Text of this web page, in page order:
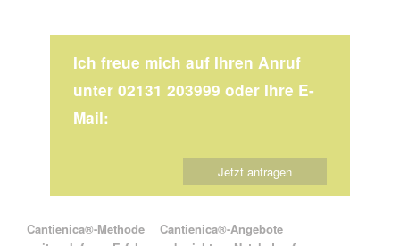
Ich freue mich auf Ihren Anruf
unter 02131 203999 oder Ihre E-
Mail:
Jetzt anfragen
Navigation überspringen
Cantienica®-Methode
Cantienica®-Angebote